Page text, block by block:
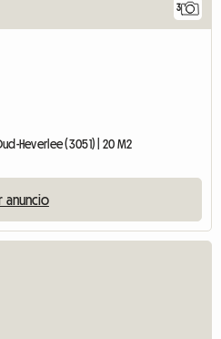
3
Heverlee (3051) | 20 M2
anuncio